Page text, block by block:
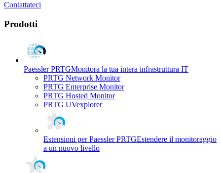
Contattateci
Prodotti
Paessler PRTGMonitora la tua intera infrastruttura IT
PRTG Network Monitor
PRTG Enterprise Monitor
PRTG Hosted Monitor
PRTG UVexplorer
Estensioni per Paessler PRTGEstendere il monitoraggio
a un nuovo livello